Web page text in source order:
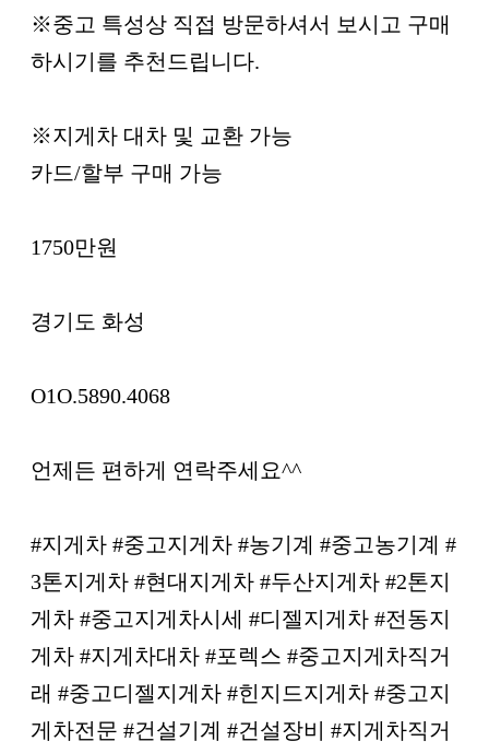
※중고 특성상 직접 방문하셔서 보시고 구매
하시기를 추천드립니다.
※지게차 대차 및 교환 가능
카드/할부 구매 가능
1750만원
경기도 화성
O1O.5890.4068
언제든 편하게 연락주세요^^
#지게차 #중고지게차 #농기계 #중고농기계 #
3톤지게차 #현대지게차 #두산지게차 #2톤지
게차 #중고지게차시세 #디젤지게차 #전동지
게차 #지게차대차 #포렉스 #중고지게차직거
래 #중고디젤지게차 #힌지드지게차 #중고지
게차전문 #건설기계 #건설장비 #지게차직거